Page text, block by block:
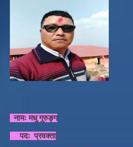
नामः मधु गुरुङ्ग
पदः प्रवक्ता